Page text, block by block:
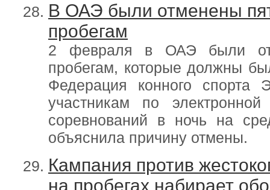
В ОАЭ были отменены
пробегам
2 февраля в ОАЭ были
пробегам, которые должны
Федерация конного спорта
участникам по
соревнований в ночь на
объяснила причину отмены.
Кампания против
на пробегах набирает